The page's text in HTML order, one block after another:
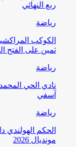
ربع النهائي
رياضة
الكوكب
ثمين على الفتح
رياضة
نادي الحي
آسفي
رياضة
الحكم الهولندي
مونديال 2026